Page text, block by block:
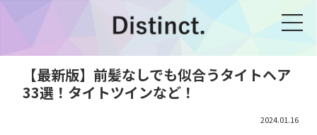
【最新版】前髪なしでも似合うタイトヘア
33選！タイトツインなど！
2024.01.16